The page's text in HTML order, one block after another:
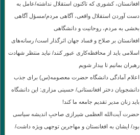
افغانستان، کشوری که تاکنون استقلال نداشته/عامل به
دست آوردن استقلال واقعی، آگاهی مردم/مسؤل آگاهی
بخشی به مردم، روحانیت و دانشگاهی
افغانستان بر صلاح و فساد جهان اثرگذار است/ رسانه‌های
اسلامی باید از محافظه‌کاری عبور کنند/ نباید منتظر شهادت
رهبران بمانیم تا بیدار شویم
اعلام آمادگی دانشگاه حضرت معصومه(س) برای جذب
دانشجویان دختر افغانستانی/ حسینی مزاری: این دانشگاه
باید زنان مدیر تقدیم جامعه ما کند!
حضرت آیت‌الله العظمی شیرازی صاحبِ اندیشه سیاسی
بود/ ایشان به افغانستان و مهاجرین توجهی ویژه داشت/